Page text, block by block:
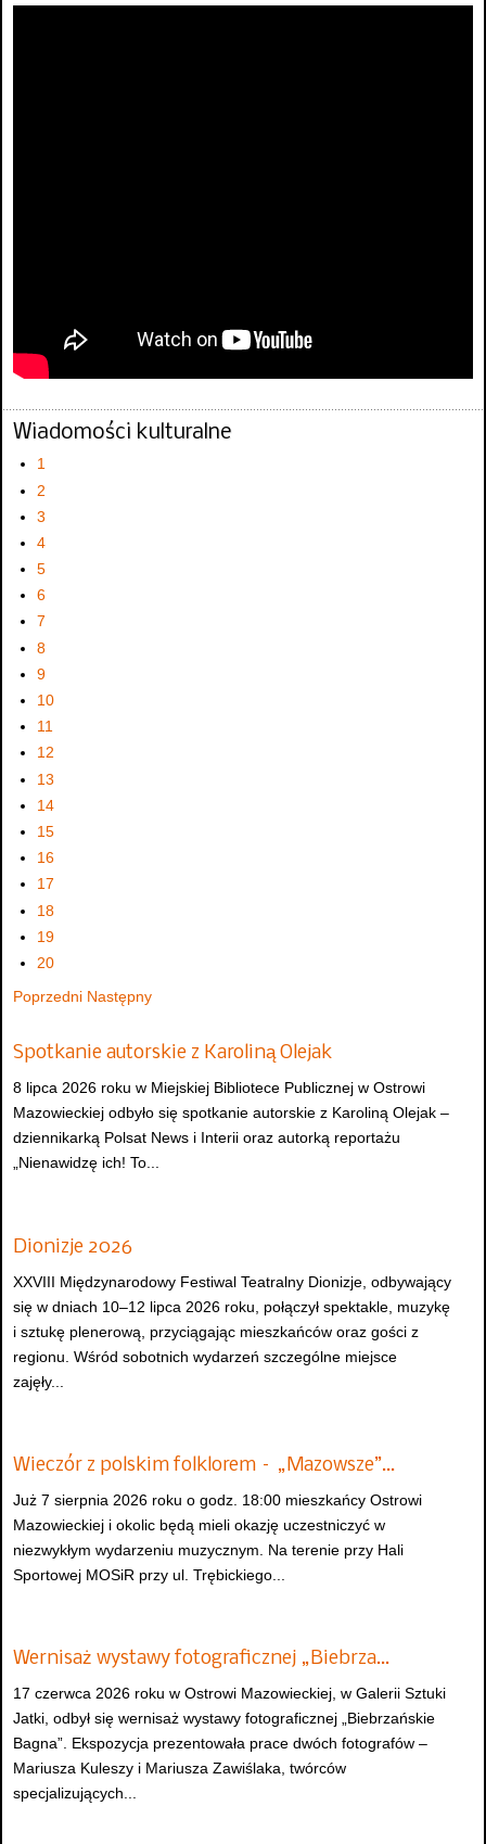
Wiadomości kulturalne
1
2
3
4
5
6
7
8
9
10
11
12
13
14
15
16
17
18
19
20
Poprzedni Następny
Spotkanie autorskie z Karoliną Olejak
8 lipca 2026 roku w Miejskiej Bibliotece Publicznej w Ostrowi
Mazowieckiej odbyło się spotkanie autorskie z Karoliną Olejak –
dziennikarką Polsat News i Interii oraz autorką reportażu
„Nienawidzę ich! To...
Dionizje 2026
XXVIII Międzynarodowy Festiwal Teatralny Dionizje, odbywający
się w dniach 10–12 lipca 2026 roku, połączył spektakle, muzykę
i sztukę plenerową, przyciągając mieszkańców oraz gości z
regionu. Wśród sobotnich wydarzeń szczególne miejsce
zajęły...
Wieczór z polskim folklorem – „Mazowsze”…
Już 7 sierpnia 2026 roku o godz. 18:00 mieszkańcy Ostrowi
Mazowieckiej i okolic będą mieli okazję uczestniczyć w
niezwykłym wydarzeniu muzycznym. Na terenie przy Hali
Sportowej MOSiR przy ul. Trębickiego...
Wernisaż wystawy fotograficznej „Biebrza…
17 czerwca 2026 roku w Ostrowi Mazowieckiej, w Galerii Sztuki
Jatki, odbył się wernisaż wystawy fotograficznej „Biebrzańskie
Bagna”. Ekspozycja prezentowała prace dwóch fotografów –
Mariusza Kuleszy i Mariusza Zawiślaka, twórców
specjalizujących...